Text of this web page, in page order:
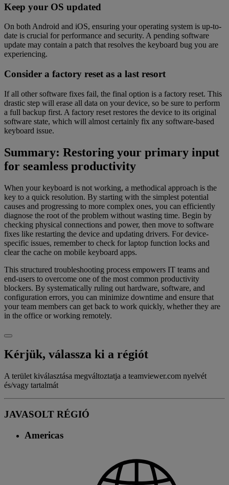
Keep your OS updated
On both Android and iOS, ensuring your operating system is up-to-
date is crucial for performance and security. A pending software
update may contain a patch that resolves the keyboard bug you are
experiencing.
Consider a factory reset as a last resort
If all other software fixes fail, the final option is a factory reset. This
drastic step will erase all data on your device, so be sure to perform
a full backup first. A factory reset restores the device to its original
software state, which will almost certainly fix any software-based
keyboard issue.
Summary: Restoring your primary input
for seamless productivity
When your keyboard is not working, a methodical approach is the
key to a quick resolution. By starting with the simplest potential
causes and progressing to more complex ones, you can efficiently
diagnose the root of the problem without wasting time. Begin by
checking physical connections and power, then move to software
fixes like restarting the device and updating drivers. For device-
specific issues, remember to check for laptop function locks and
clear the cache on mobile keyboard apps.
This structured troubleshooting process empowers IT teams and
end-users to overcome one of the most common productivity
blockers. By systematically ruling out hardware, software, and
configuration errors, you can minimize downtime and ensure that
your team members can get back to work quickly, whether they are
in the office or working remotely.
Kérjük, válassza ki a régiót
A terület kiválasztása megváltoztatja a teamviewer.com nyelvét
és/vagy tartalmát
JAVASOLT RÉGIÓ
Americas